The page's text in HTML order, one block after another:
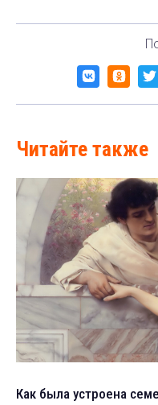
Читайте также
Как была устроена